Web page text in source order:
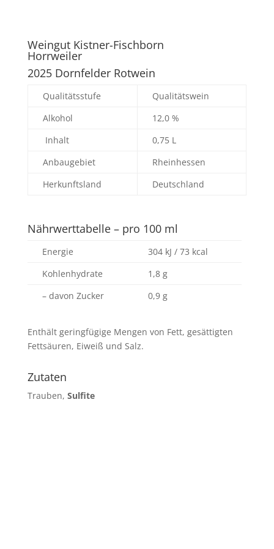
Weingut Kistner-Fischborn
Horrweiler
2025 Dornfelder Rotwein
Qualitätsstufe
Qualitätswein
Alkohol
12,0 %
Inhalt
0,75 L
Anbaugebiet
Rheinhessen
Herkunftsland
Deutschland
Nährwerttabelle – pro 100 ml
Energie
304 kJ / 73 kcal
Kohlenhydrate
1,8 g
– davon Zucker
0,9 g
Enthält geringfügige Mengen von Fett, gesättigten
Fettsäuren, Eiweiß und Salz.
Zutaten
Trauben, Sulfite